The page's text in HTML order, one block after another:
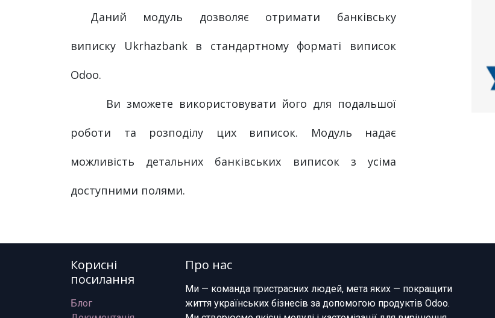
Даний модуль дозволяє отримати банківську
виписку Ukrhazbank в стандартному форматі виписок
Odoo.
Ви зможете використовувати його для подальшої
роботи та розподілу цих виписок. Модуль надає
можливість детальних банківських виписок з усіма
доступними полями.
Корисні
посилання
Блог
Про нас
Ми — команда пристрасних людей, мета яких — покращити
життя українських бізнесів за допомогою продуктів Odoo.